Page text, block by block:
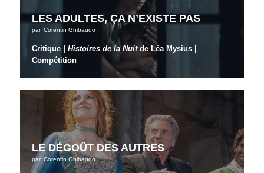
LES ADULTES, ÇA N’EXISTE PAS
par Corentin Ghibaudo
Critique | Histoires de la Nuitde Léa Mysius |
Compétition
LE DÉGOÛT DES AUTRES
par Corentin Ghibaudo